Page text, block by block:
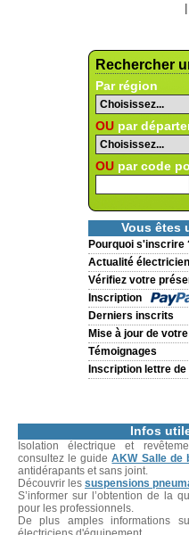
Rechercher
Par région
OU par
OU par code
Vous êtes
Pourquoi s'inscrire
Actualité électricien
Vérifiez votre
Inscription
Derniers inscrits
Mise à jour de
Témoignages
Inscription lettre
|
Infos
Isolation électrique et
consultez le guideAKW Salle de
antidérapants et sans joint.
Découvrir les suspensions
S’informer sur l’obtention de la
pour les professionnels.
De plus amples informations